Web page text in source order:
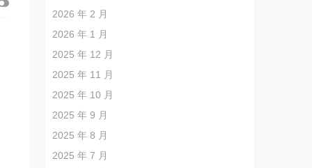
2026 年 2 月
2026 年 1 月
2025 年 12 月
2025 年 11 月
2025 年 10 月
2025 年 9 月
2025 年 8 月
2025 年 7 月